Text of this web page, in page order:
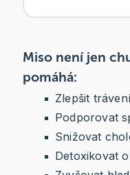
Miso není jen
pomáhá:
Zlepšit trávení
Podporovat
Snižovat
Detoxikovat